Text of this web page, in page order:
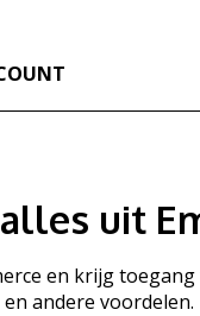
uit
en krijg
en andere voordelen.